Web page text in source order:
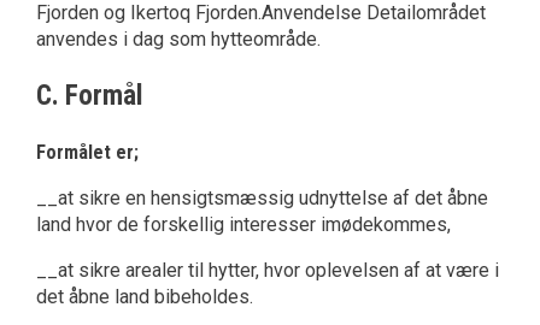
Fjorden og Ikertoq Fjorden.Anvendelse Detailområdet
anvendes i dag som hytteområde.
C. Formål
Formålet er;
__at sikre en hensigtsmæssig udnyttelse af det åbne
land hvor de forskellig interesser imødekommes,
__at sikre arealer til hytter, hvor oplevelsen af at være i
det åbne land bibeholdes.